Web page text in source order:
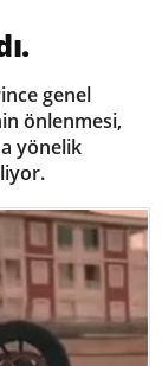
genel
önlenmesi,
yönelik